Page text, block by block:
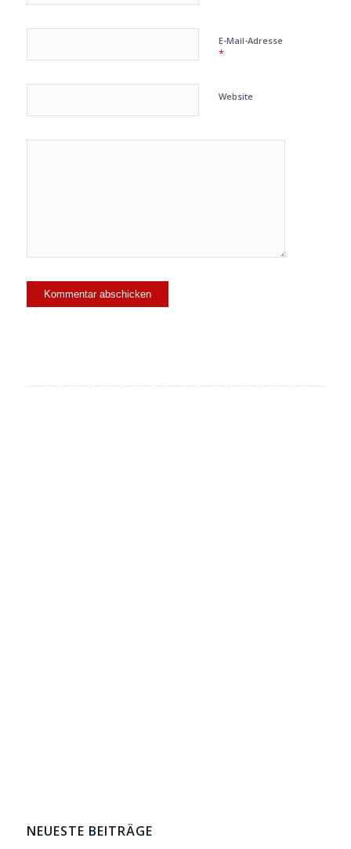
E-Mail-Adresse
*
Website
NEUESTE BEITRÄGE